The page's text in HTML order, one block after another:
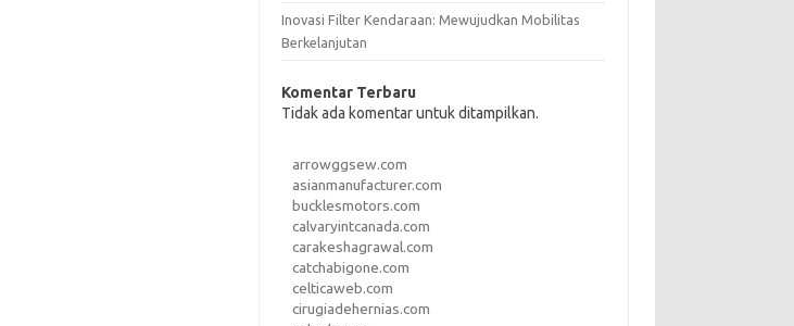
Inovasi Filter Kendaraan: Mewujudkan Mobilitas
Berkelanjutan
Komentar Terbaru
Tidak ada komentar untuk ditampilkan.
arrowggsew.com
asianmanufacturer.com
bucklesmotors.com
calvaryintcanada.com
carakeshagrawal.com
catchabigone.com
celticaweb.com
cirugiadehernias.com